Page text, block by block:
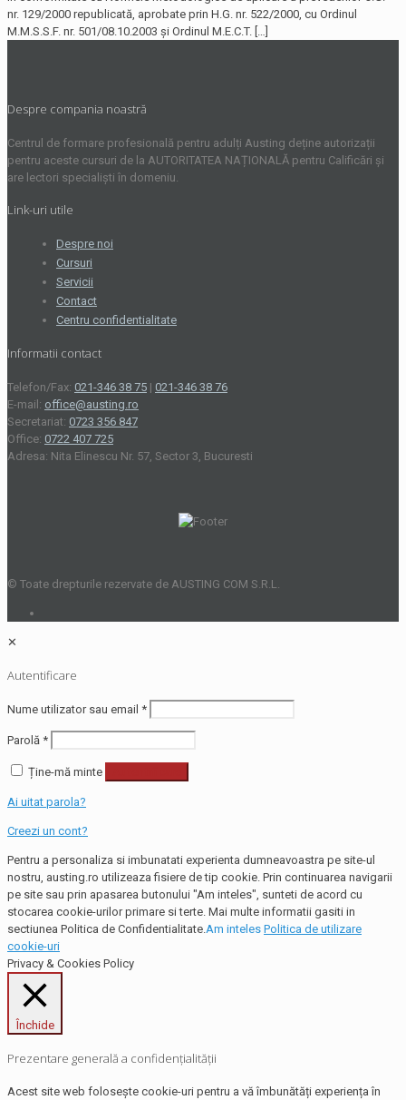
nr. 129/2000 republicată, aprobate prin H.G. nr. 522/2000, cu Ordinul
M.M.S.S.F. nr. 501/08.10.2003 și Ordinul M.E.C.T. […]
Despre compania noastră
Centrul de formare profesională pentru adulți Austing deține autorizații
pentru aceste cursuri de la AUTORITATEA NAȚIONALĂ pentru Calificări și
are lectori specialiști în domeniu.
Link-uri utile
Despre noi
Cursuri
Servicii
Contact
Centru confidentialitate
Informatii contact
Telefon/Fax: 021-346 38 75 | 021-346 38 76
E-mail: office@austing.ro
Secretariat: 0723 356 847
Office: 0722 407 725
Adresa: Nita Elinescu Nr. 57, Sector 3, Bucuresti
© Toate drepturile rezervate de AUSTING COM S.R.L.
✕
Autentificare
Nume utilizator sau email *
Parolă *
Ține-mă minte
Ai uitat parola?
Creezi un cont?
Pentru a personaliza si imbunatati experienta dumneavoastra pe site-ul
nostru, austing.ro utilizeaza fisiere de tip cookie. Prin continuarea navigarii
pe site sau prin apasarea butonului "Am inteles", sunteti de acord cu
stocarea cookie-urilor primare si terte. Mai multe informatii gasiti in
sectiunea Politica de Confidentialitate. Am inteles Politica de utilizare
cookie-uri
Privacy & Cookies Policy
Închide
Prezentare generală a confidențialității
Acest site web folosește cookie-uri pentru a vă îmbunătăți experiența în